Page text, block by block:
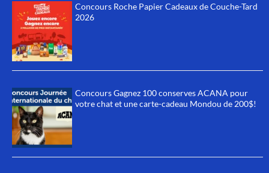
Concours Roche Papier Cadeaux de Couche-Tard
2026
Concours Gagnez 100 conserves ACANA pour
votre chat et une carte-cadeau Mondou de 200$!